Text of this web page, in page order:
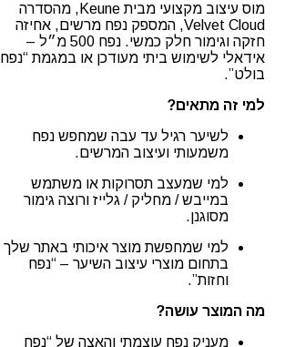
Velvet
Cloud
(500
מ״ל)
מוס עיצוב מקצועי מבית Keune, מהסדרה
Velvet Cloud, המספק נפח מרשים, אחיזה
חזקה וגימור חלק כמשי. נפח 500 מ״ל –
אידאלי לשימוש ביתי מעודכן או במגמת “נפח
בולט”.
למי זה מתאים?
לשיער רגיל עד עבה שמחפש נפח
משמעותי ועיצוב המרשים.
למי שמעצב תסרוקות או משתמש
במייבש / מחליק / גלייז ורוצה גימור
מסוגנן.
למי שמחפשת מוצר איכותי באתר שלך
בתחום מוצרי עיצוב השיער – “נפח
וחזות”.
מה המוצר עושה?
מעניק נפח עוצמתי והאצה של “נפח